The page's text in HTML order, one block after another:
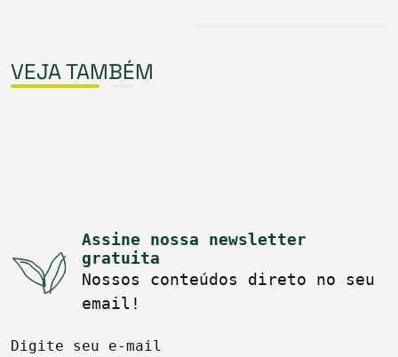
VEJA TAMBÉM
Assine nossa newsletter
gratuita
Nossos conteúdos direto no seu
email!
Digite seu e-mail